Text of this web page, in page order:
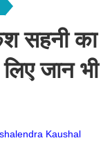
सहनी का
जान भी
Kaushal